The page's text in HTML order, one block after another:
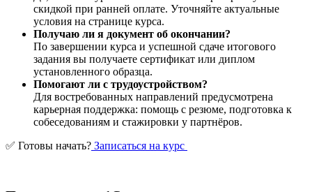
скидкой при ранней оплате. Уточняйте актуальные
условия на странице курса.
Получаю ли я документ об окончании?
По завершении курса и успешной сдаче итогового
задания вы получаете сертификат или диплом
установленного образца.
Помогают ли с трудоустройством?
Для востребованных направлений предусмотрена
карьерная поддержка: помощь с резюме, подготовка к
собеседованиям и стажировки у партнёров.
✅ Готовы начать? Записаться на курс